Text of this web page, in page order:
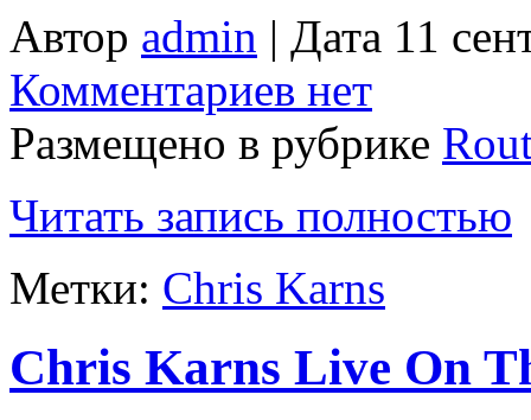
Автор admin | Дата 11
Комментариев нет
Размещено в рубрике
Читать запись полностью
Метки: Chris Karns
Chris Karns Live On